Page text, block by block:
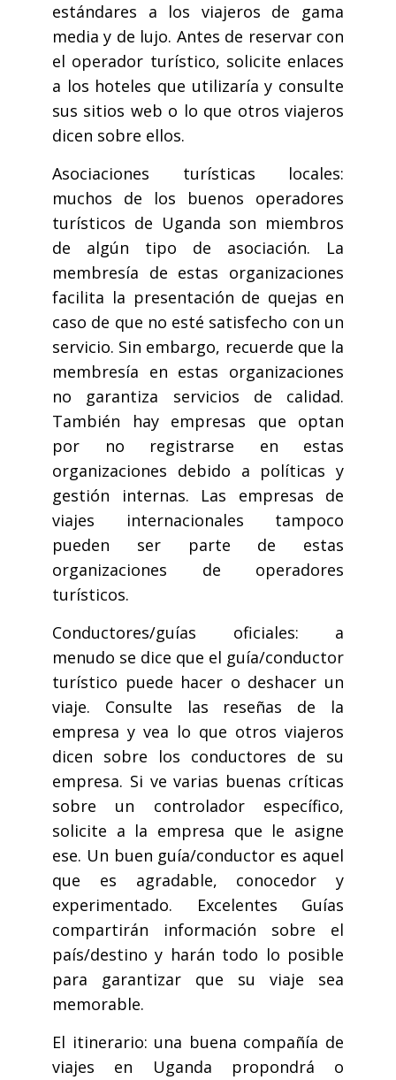
estándares a los viajeros de gama
media y de lujo. Antes de reservar con
el operador turístico, solicite enlaces
a los hoteles que utilizaría y consulte
sus sitios web o lo que otros viajeros
dicen sobre ellos.
Asociaciones turísticas locales:
muchos de los buenos operadores
turísticos de Uganda son miembros
de algún tipo de asociación. La
membresía de estas organizaciones
facilita la presentación de quejas en
caso de que no esté satisfecho con un
servicio. Sin embargo, recuerde que la
membresía en estas organizaciones
no garantiza servicios de calidad.
También hay empresas que optan
por no registrarse en estas
organizaciones debido a políticas y
gestión internas. Las empresas de
viajes internacionales tampoco
pueden ser parte de estas
organizaciones de operadores
turísticos.
Conductores/guías oficiales: a
menudo se dice que el guía/conductor
turístico puede hacer o deshacer un
viaje. Consulte las reseñas de la
empresa y vea lo que otros viajeros
dicen sobre los conductores de su
empresa. Si ve varias buenas críticas
sobre un controlador específico,
solicite a la empresa que le asigne
ese. Un buen guía/conductor es aquel
que es agradable, conocedor y
experimentado. Excelentes Guías
compartirán información sobre el
país/destino y harán todo lo posible
para garantizar que su viaje sea
memorable.
El itinerario: una buena compañía de
viajes en Uganda propondrá o